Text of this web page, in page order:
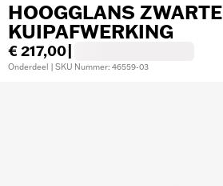
HOOGGLANS ZWARTE
KUIPAFWERKING
€ 217,00
Onderdeel | SKU Nummer: 46559-03